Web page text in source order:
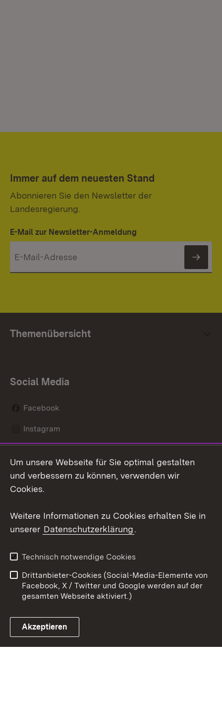
Immer auf dem neuesten Stand
Abonnieren Sie den Newsletter der
Landesregierung.
E-Mail zur Newsletter-Anmeldung
Themenübersicht
Social Media
Facebook
Instagram
Social Wall
Youtube
Link zum Landesportal
Kontakt
Datenschutz
Barrierefreiheit
Impressum Cookies
Um unsere Webseite für Sie optimal gestalten
und verbessern zu können, verwenden wir
Cookies.
Weitere Informationen zu Cookies erhalten Sie in
unserer Datenschutzerklärung.
Technisch notwendige Cookies
Drittanbieter-Cookies (Social-Media-Elemente von
Facebook, X / Twitter und Google werden auf der
gesamten Webseite aktiviert.)
Akzeptieren